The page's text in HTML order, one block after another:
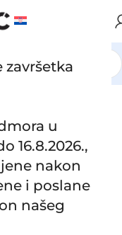
završetka
u
16.8.2026.,
nakon
i poslane
našeg